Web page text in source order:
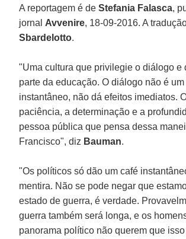
A reportagem é deStefania Falasca,
jornal Avvenire, 18-09-2016. A
Sbardelotto.
"Uma cultura que privilegie o diálogo e
parte da educação. O diálogo não é um
instantâneo, não dá efeitos imediatos.
paciência, a determinação e a
pessoa pública que pensa dessa
Francisco", diz Bauman.
"Os políticos só dão um café
mentira. Não se pode negar que
estado de guerra, é verdade.
guerra também será longa, e os homens
panorama político não querem que